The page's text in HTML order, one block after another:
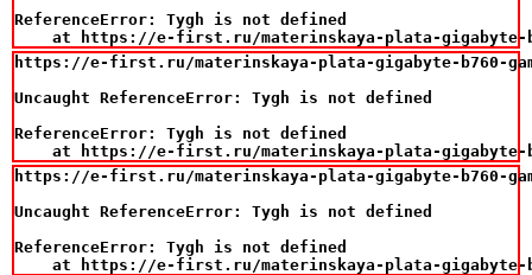
ReferenceError: Tygh is not defined
at https://e-first.ru/materinskaya-plata-
https://e-first.ru/materinskaya-plata-gigabyte-b760-
Uncaught ReferenceError: Tygh is not defined
ReferenceError: Tygh is not defined
at https://e-first.ru/materinskaya-plata-
https://e-first.ru/materinskaya-plata-gigabyte-b760-
Uncaught ReferenceError: Tygh is not defined
ReferenceError: Tygh is not defined
at https://e-first.ru/materinskaya-plata-